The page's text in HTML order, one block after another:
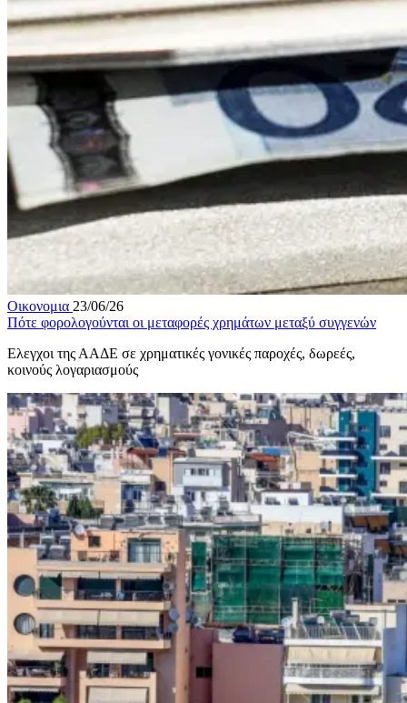
Οικονομια 23/06/26
Πότε φορολογούνται οι μεταφορές χρημάτων μεταξύ συγγενών
Ελεγχοι της ΑΑΔΕ σε χρηματικές γονικές παροχές, δωρεές,
κοινούς λογαριασμούς